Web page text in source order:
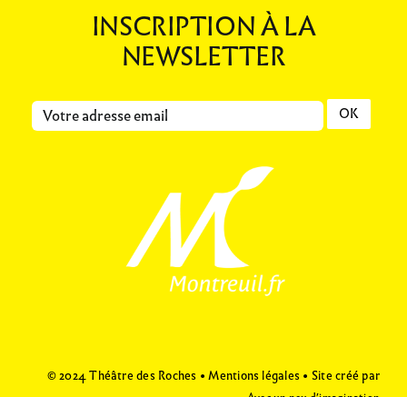
INSCRIPTION À LA
NEWSLETTER
© 2024 Théâtre des Roches •Mentions légales • Site créé par